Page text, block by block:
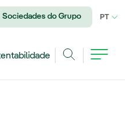
Sociedades do Grupo PT